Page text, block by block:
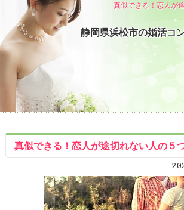
真似できる！恋人が
静岡県浜松市の婚活コ
真似できる！恋人が途切れない人の５